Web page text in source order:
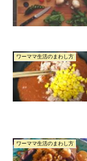
ワーママ生活のまわし方
ワーママ生活のまわし方